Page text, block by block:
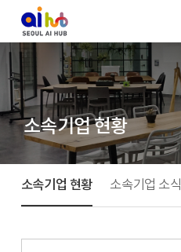
소속기업 현황
소속기업 현황 소속기업 소식